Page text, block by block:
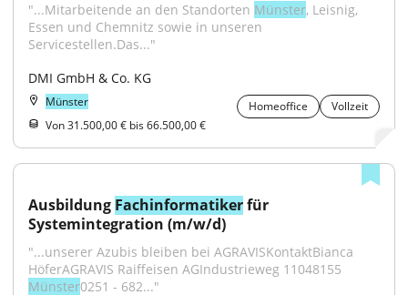
"...Mitarbeitende an den Standorten Münster, Leisnig,
Essen und Chemnitz sowie in unseren
Servicestellen.Das..."
DMI GmbH & Co. KG
Münster Homeoffice
Vollzeit
Von 31.500,00 € bis 66.500,00 €
Ausbildung Fachinformatiker für
Systemintegration (m/w/d)
"...unserer Azubis bleiben bei AGRAVISKontaktBianca
Münster0251 - 682..."